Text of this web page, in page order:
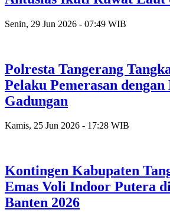
Senin, 29 Jun 2026 - 07:49 WIB
Polresta Tangerang
Pelaku Pemerasan
Gadungan
Kamis, 25 Jun 2026 - 17:28 WIB
Kontingen Kabupaten
Emas Voli Indoor Putera
Banten 2026